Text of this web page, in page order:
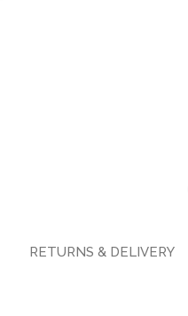
RETURNS & DELIVERY